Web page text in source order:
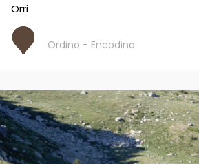
Orri
Ordino - Encodina